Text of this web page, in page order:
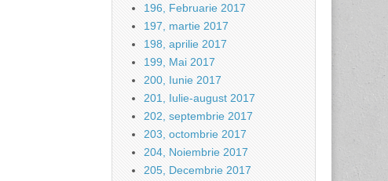
196, Februarie 2017
197, martie 2017
198, aprilie 2017
199, Mai 2017
200, Iunie 2017
201, Iulie-august 2017
202, septembrie 2017
203, octombrie 2017
204, Noiembrie 2017
205, Decembrie 2017